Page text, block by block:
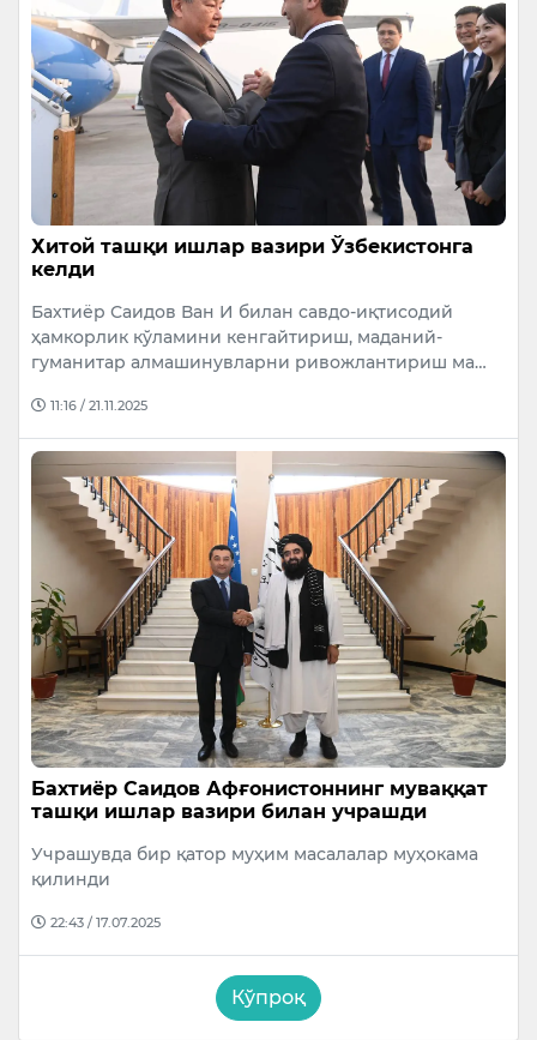
Хитой ташқи ишлар вазири Ўзбекистонга
келди
Бахтиёр Саидов Ван И билан савдо-иқтисодий
ҳамкорлик кўламини кенгайтириш, маданий-
гуманитар алмашинувларни ривожлантириш ма…
11:16 / 21.11.2025
Бахтиёр Саидов Афғонистоннинг муваққат
ташқи ишлар вазири билан учрашди
Учрашувда бир қатор муҳим масалалар муҳокама
қилинди
22:43 / 17.07.2025
Кўпроқ